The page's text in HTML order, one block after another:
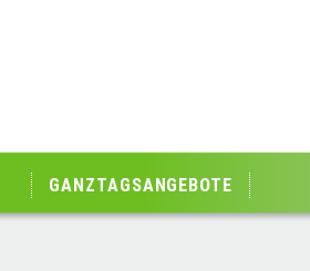
GANZTAGSANGEBOTE